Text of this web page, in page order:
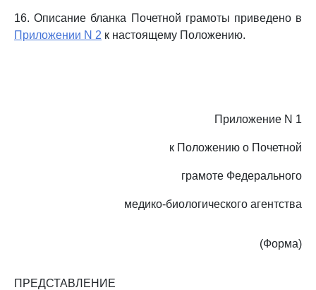
16. Описание бланка Почетной грамоты приведено в
Приложении N 2 к настоящему Положению.
Приложение N 1
к Положению о Почетной
грамоте Федерального
медико-биологического агентства
(Форма)
ПРЕДСТАВЛЕНИЕ